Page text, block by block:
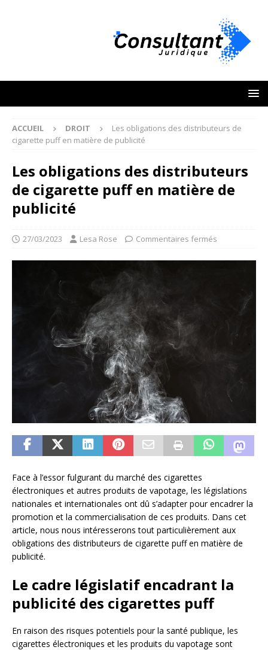
ACCUEIL DROIT
Les obligations des distributeurs de
cigarette puff en matière de publicité
Les obligations des distributeurs
de cigarette puff en matière de
publicité
27/03/2023 Lesa Rose Commentaires fermés
Face à l’essor fulgurant du marché des cigarettes
électroniques et autres produits de vapotage, les législations
nationales et internationales ont dû s’adapter pour encadrer la
promotion et la commercialisation de ces produits. Dans cet
article, nous nous intéresserons tout particulièrement aux
obligations des distributeurs de cigarette puff en matière de
publicité.
Le cadre législatif encadrant la
publicité des cigarettes puff
En raison des risques potentiels pour la santé publique, les
cigarettes électroniques et les produits du vapotage sont